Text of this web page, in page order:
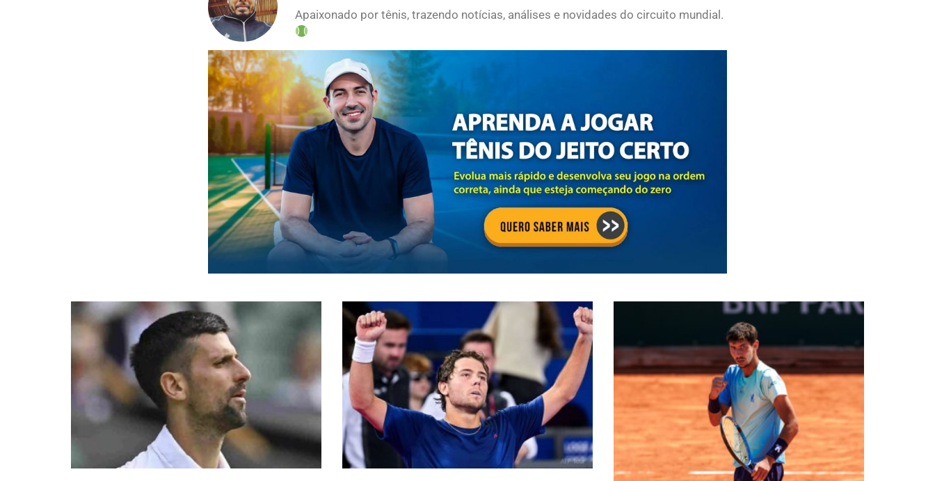
Apaixonado por tênis, trazendo notícias, análises e novidades do circuito mundial.